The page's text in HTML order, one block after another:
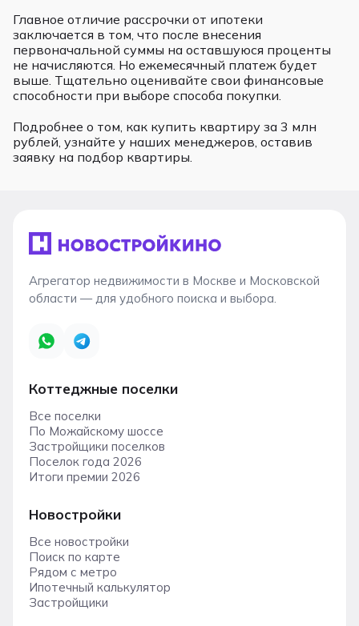
Главное отличие рассрочки от ипотеки
заключается в том, что после внесения
первоначальной суммы на оставшуюся проценты
не начисляются. Но ежемесячный платеж будет
выше. Тщательно оценивайте свои финансовые
способности при выборе способа покупки.
Подробнее о том, как купить квартиру за 3 млн
рублей, узнайте у наших менеджеров, оставив
заявку на подбор квартиры.
Агрегатор недвижимости в Москве и Московской
области — для удобного поиска и выбора.
Коттеджные поселки
Все поселки
По Можайскому шоссе
Застройщики поселков
Поселок года 2026
Итоги премии 2026
Новостройки
Все новостройки
Поиск по карте
Рядом с метро
Ипотечный калькулятор
Застройщики